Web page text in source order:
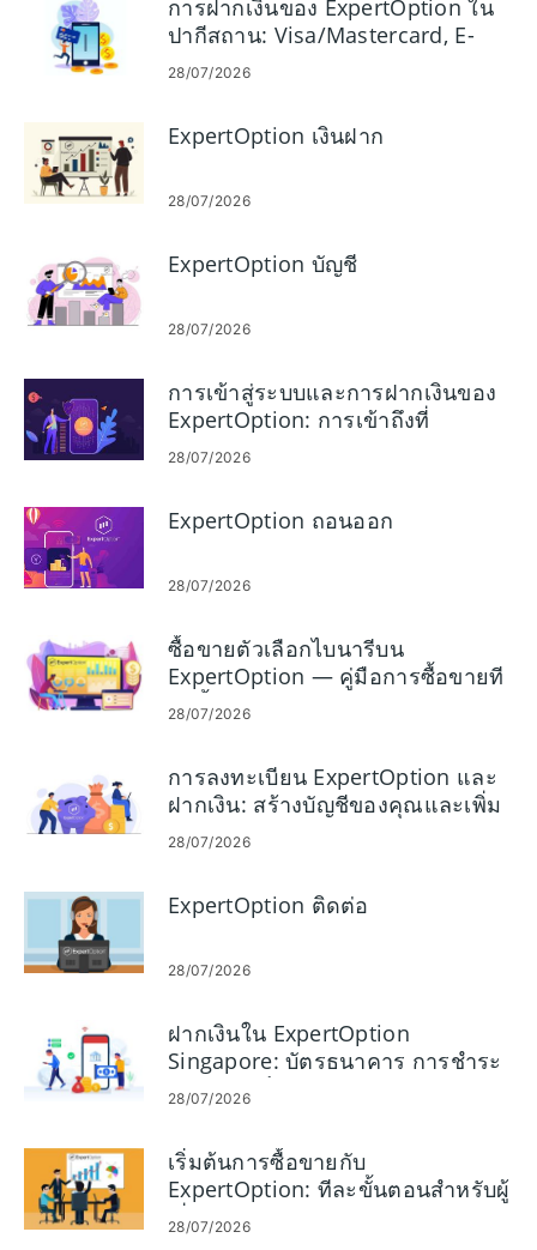
การฝากเงินของ ExpertOption ใน
ปากีสถาน: Visa/Mastercard, E-
Payments และ Crypto
28/07/2026
ExpertOption เงินฝาก
28/07/2026
ExpertOption บัญชี
28/07/2026
การเข้าสู่ระบบและการฝากเงินของ
ExpertOption: การเข้าถึงที่
ปลอดภัยและตัวเลือกการระดมทุน
28/07/2026
ExpertOption ถอนออก
28/07/2026
ซื้อขายตัวเลือกไบนารีบน
ExpertOption — คู่มือการซื้อขายที
ละขั้นตอน
28/07/2026
การลงทะเบียน ExpertOption และ
ฝากเงิน: สร้างบัญชีของคุณและเพิ่ม
เงินทุน
28/07/2026
ExpertOption ติดต่อ
28/07/2026
ฝากเงินใน ExpertOption
Singapore: บัตรธนาคาร การชำระ
เงินทางอิเล็กทรอนิกส์ และ Crypto
28/07/2026
เริ่มต้นการซื้อขายกับ
ExpertOption: ทีละขั้นตอนสำหรับผู้
เริ่มต้น
28/07/2026